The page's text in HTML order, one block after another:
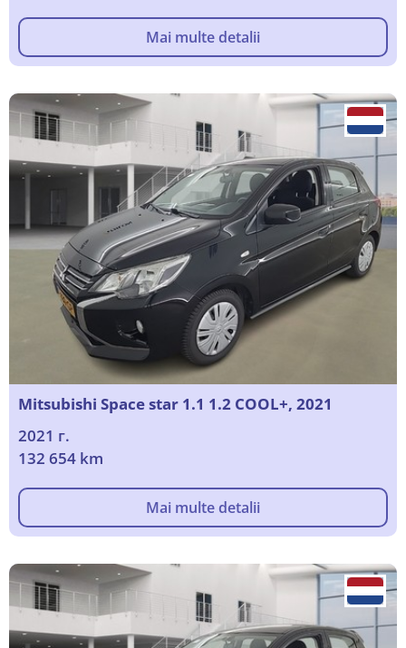
Mai multe detalii
Mitsubishi Space star 1.1 1.2 COOL+, 2021
2021 г.
132 654 km
Mai multe detalii